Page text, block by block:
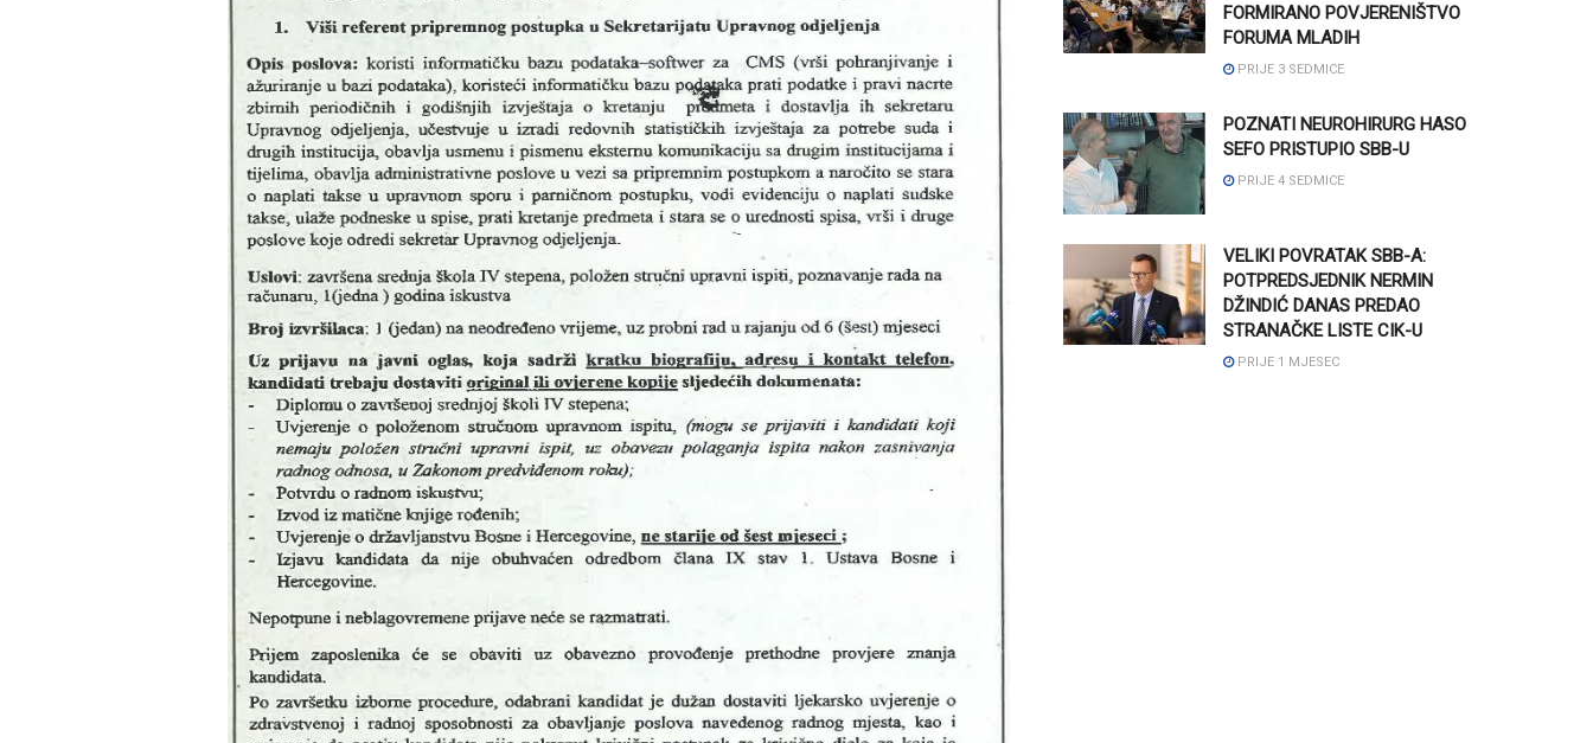
FORMIRANO POVJERENIŠTVO
FORUMA MLADIH
PRIJE 3 SEDMICE
POZNATI NEUROHIRURG HASO
SEFO PRISTUPIO SBB-U
PRIJE 4 SEDMICE
VELIKI POVRATAK SBB-A:
POTPREDSJEDNIK NERMIN
DŽINDIĆ DANAS PREDAO
STRANAČKE LISTE CIK-U
PRIJE 1 MJESEC